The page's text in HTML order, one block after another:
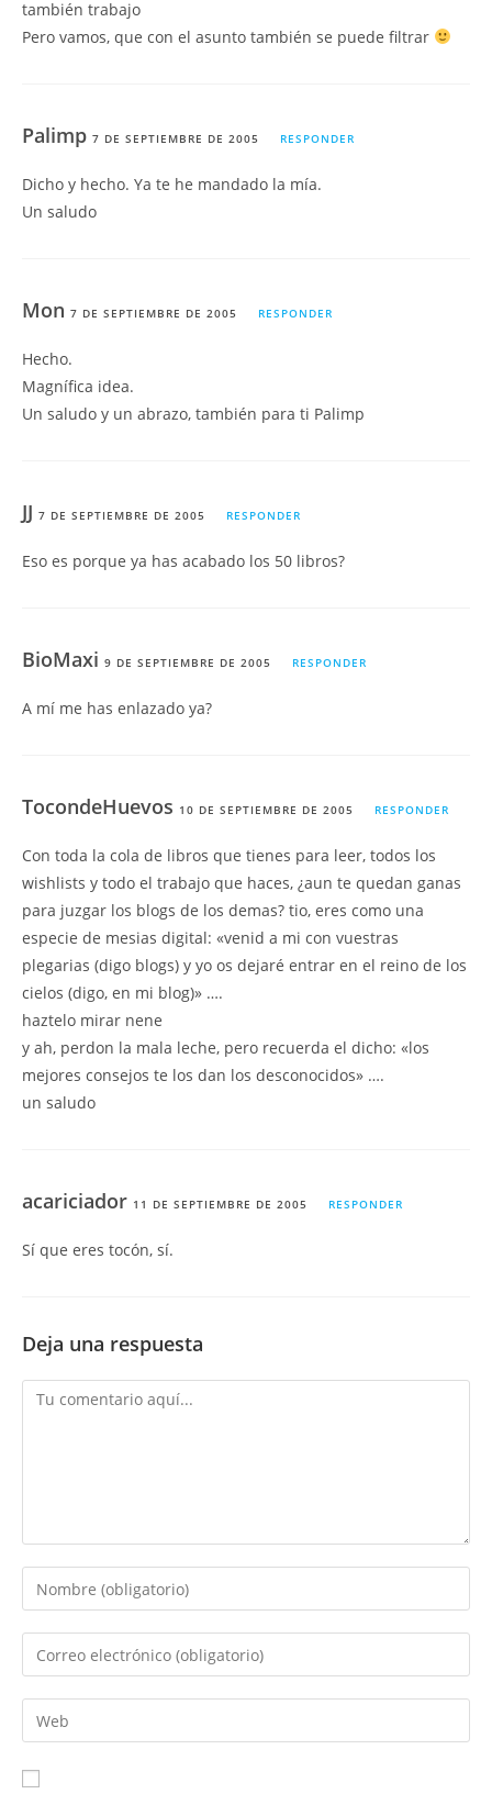
también trabajo
Pero vamos, que con el asunto también se puede filtrar
Palimp 7 DE SEPTIEMBRE DE 2005 RESPONDER
Dicho y hecho. Ya te he mandado la mía.
Un saludo
Mon 7 DE SEPTIEMBRE DE 2005 RESPONDER
Hecho.
Magnífica idea.
Un saludo y un abrazo, también para ti Palimp
JJ 7 DE SEPTIEMBRE DE 2005 RESPONDER
Eso es porque ya has acabado los 50 libros?
BioMaxi 9 DE SEPTIEMBRE DE 2005 RESPONDER
A mí me has enlazado ya?
TocondeHuevos 10 DE SEPTIEMBRE DE 2005 RESPONDER
Con toda la cola de libros que tienes para leer, todos los
wishlists y todo el trabajo que haces, ¿aun te quedan ganas
para juzgar los blogs de los demas? tio, eres como una
especie de mesias digital: «venid a mi con vuestras
plegarias (digo blogs) y yo os dejaré entrar en el reino de los
cielos (digo, en mi blog)» ….
haztelo mirar nene
y ah, perdon la mala leche, pero recuerda el dicho: «los
mejores consejos te los dan los desconocidos» ….
un saludo
acariciador 11 DE SEPTIEMBRE DE 2005 RESPONDER
Sí que eres tocón, sí.
Deja una respuesta
Comentario
Introduce
tu
nombre
de
usuario
para
Introduce
tu
dirección
de
electrónico
Introduce
la
URL